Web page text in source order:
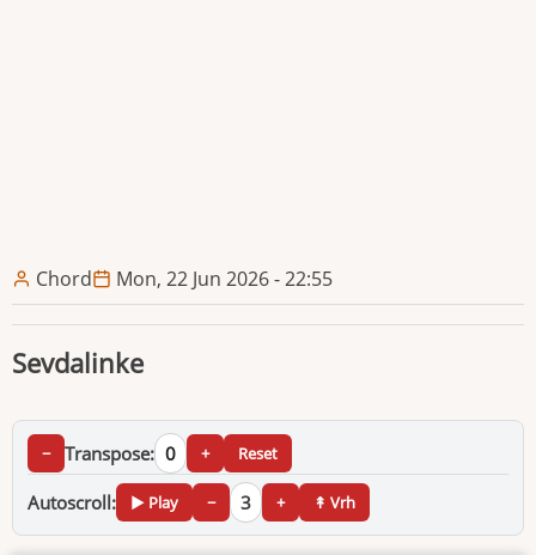
Chord Mon, 22 Jun 2026 - 22:55
Sevdalinke
− Transpose: 0 + Reset
Autoscroll: ▶ Play − 3 + ↟ Vrh